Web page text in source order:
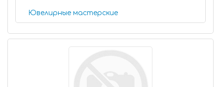
Ювелирные мастерские